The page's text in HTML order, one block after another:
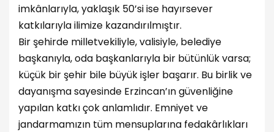
imkânlarıyla, yaklaşık 50’si ise hayırsever
katkılarıyla ilimize kazandırılmıştır.
Bir şehirde milletvekiliyle, valisiyle, belediye
başkanıyla, oda başkanlarıyla bir bütünlük varsa;
küçük bir şehir bile büyük işler başarır. Bu birlik ve
dayanışma sayesinde Erzincan’ın güvenliğine
yapılan katkı çok anlamlıdır. Emniyet ve
jandarmamızın tüm mensuplarına fedakârlıkları